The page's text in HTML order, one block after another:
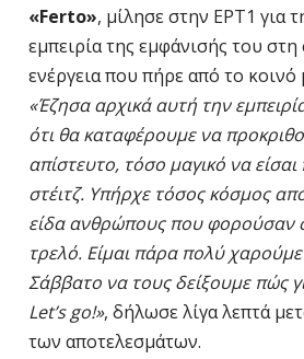
«Ferto», μίλησε στην ΕΡΤ1 για
εμπειρία της εμφάνισής του
ενέργεια που πήρε από το κοινό
«Έζησα αρχικά αυτή την
ότι θα καταφέρουμε να
απίστευτο, τόσο μαγικό να
στέιτζ. Υπήρχε τόσος κόσμος
είδα ανθρώπους που φορούσαν
τρελό. Είμαι πάρα πολύ
Σάββατο να τους δείξουμε πώς
Let’s go!», δήλωσε λίγα λεπτά
των αποτελεσμάτων.